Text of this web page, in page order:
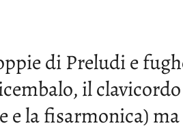
di Preludi e
il
e la fisarmonica)